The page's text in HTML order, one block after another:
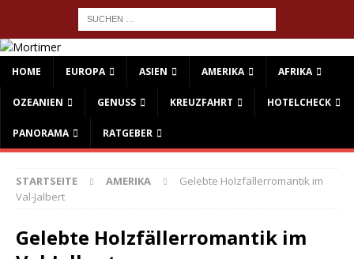
HOME EUROPA ASIEN AMERIKA AFRIKA
OZEANIEN GENUSS KREUZFAHRT HOTELCHECK
PANORAMA RATGEBER
STARTSEITE AMERIKA
Gelebte Holzfällerromantik im
Val-Jalbert
Gelebte Holzfällerromantik im